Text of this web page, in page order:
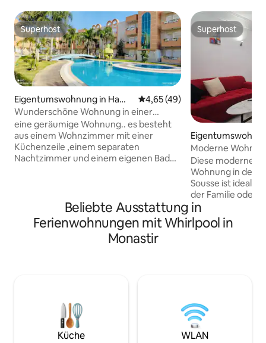
Superhost
Superhost
Eigentumswohnung in Ham
mam Sousse
Durchschnittliche Bewertung:
4,65 (49)
Wunderschöne Wohnung in einer
Residenz + Pool
eine geräumige Wohnung.. es besteht
aus einem Wohnzimmer mit einer
Küchenzeile ,einem separaten
Nachtzimmer und einem eigenen Bad…
mit 2 Pools💦, Jakouzi, Füßen im Wasser
mit einem 🏝ruhigen Strand, gut
gepflegt, 24 Stunden gesichert, 500
Meter vom Hotel Souviva entfernt,
Superhost
Superhost
e
Moderne
Strand, Pool
Diese moderne
Wohnung in der
Sousse ist ideal
der Familie oder
profitieren von
günstigen Lage
des Strandes,
Tag am Meer zu
Gegend zu
Beliebte Ausstattung in
Ferienwohnungen mit Whirlpool in
Monastir
Küche WLAN